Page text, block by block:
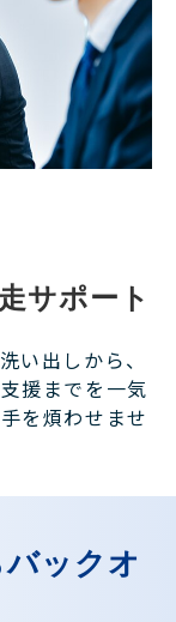
サポート
い出しから、
援までを一気
を煩わせませ
ックオ